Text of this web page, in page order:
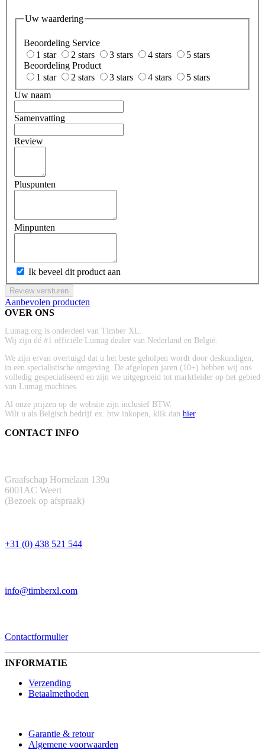
Uw waardering
Beoordeling Service
1 star
2 stars 3 stars 4 stars
5 stars
Beoordeling Product
1 star
2 stars 3 stars 4 stars
5 stars
Uw naam
Samenvatting
Review
Pluspunten
Minpunten
Ik beveel dit product aan
Review versturen
Aanbevolen producten
OVER ONS
Lumag.org is onderdeel van Timber XL.
Wij zijn dé #1 officiële Lumag dealer van Nederland en België.
We zijn ervan overtuigd dat u het beste geholpen wordt door deskundigen,
in een specialistische omgeving. De afgelopen jaren (10+) hebben wij ons
volledig gespecialiseerd en zijn we uitgegroeid tot marktleider op het gebied
van Lumag machines.
Al onze prijzen op de website zijn inclusief BTW.
Wilt u als Belgisch bedrijf ex. btw inkopen, klik dan hier.
CONTACT INFO
Graafschap Hornelaan 139a
6001AC Weert
(Bezoek op afspraak)
+31 (0) 438 521 544
info@timberxl.com
Contactformulier
INFORMATIE
Verzending
Betaalmethoden
Garantie & retour
Algemene voorwaarden